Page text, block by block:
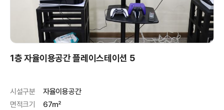
1층 자율이용공간 플레이스테이션 5
시설구분
자율이용공간
면적크기
67㎡